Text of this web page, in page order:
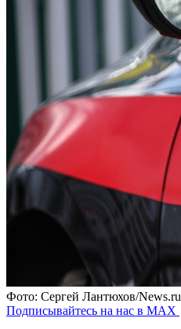
Фото: Сергей Лантюхов/News.ru
Подписывайтесь на нас в MAX